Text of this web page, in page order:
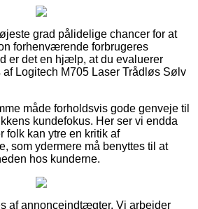
grad pålidelige chancer for at
forhenværende forbrugeres
er det en hjælp, at du evaluerer
Logitech M705 Laser Trådløs Sølv
måde forholdsvis gode genveje til
kundefokus. Her ser vi endda
folk kan ytre en kritik af
som ydermere må benyttes til at
hos kunderne.
af annonceindtægter. Vi arbejder